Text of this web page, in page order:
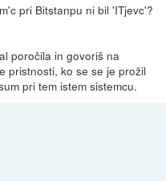
pri Bitstanpu ni bil 'ITjevc'?
poročila in govoriš na
pristnosti, ko se se je prožil
pri tem istem sistemcu.